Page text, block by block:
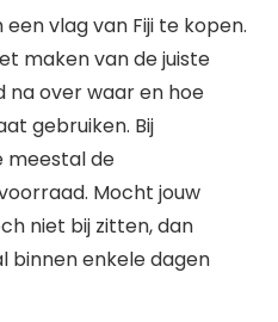
vlag van Fiji te kopen.
maken van de juiste
na over waar en hoe
gebruiken. Bij
meestal de
Mocht jouw
niet bij zitten, dan
binnen enkele dagen